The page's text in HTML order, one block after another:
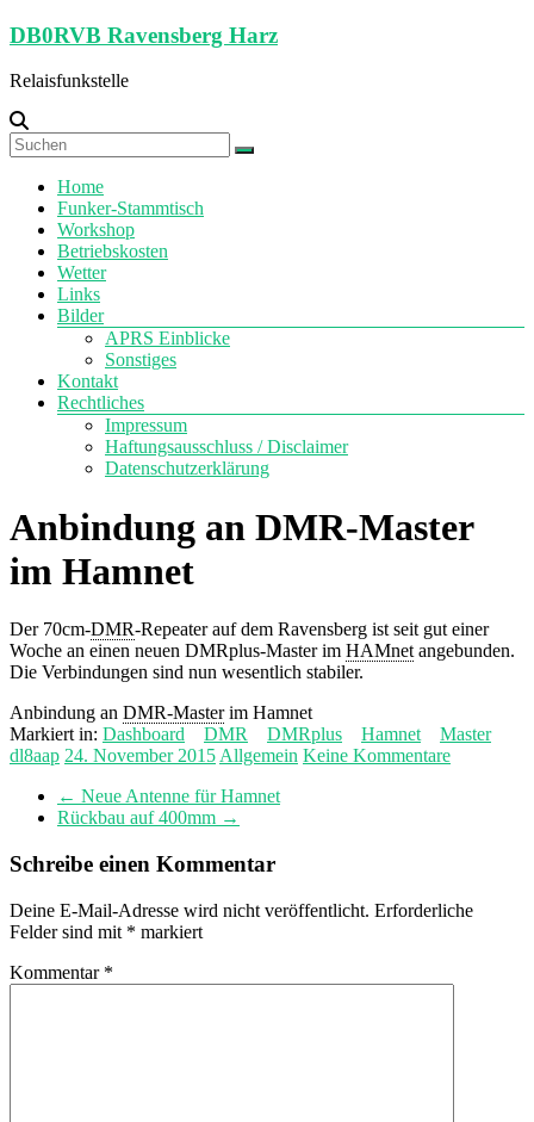
Zum
springen
DB0RVB Ravensberg Harz
Relaisfunkstelle
Menü
Home
Funker-Stammtisch
Workshop
Betriebskosten
Wetter
Links
Bilder
APRS Einblicke
Sonstiges
Kontakt
Rechtliches
Impressum
Haftungsausschluss / Disclaimer
Datenschutzerklärung
Anbindung an DMR-Master
im Hamnet
Der 70cm-DMR-Repeater auf dem Ravensberg ist seit gut einer
Woche an einen neuen DMRplus-Master im HAMnet angebunden.
Die Verbindungen sind nun wesentlich stabiler.
Anbindung an DMR-Masterim Hamnet
Markiert in: Dashboard DMR DMRplus Hamnet
Master
dl8aap 24. November 2015 Allgemein Keine Kommentare
← Neue Antenne für Hamnet
Rückbau auf 400mm →
Schreibe einen Kommentar
Deine E-Mail-Adresse wird nicht veröffentlicht. Erforderliche
Felder sind mit * markiert
Kommentar *